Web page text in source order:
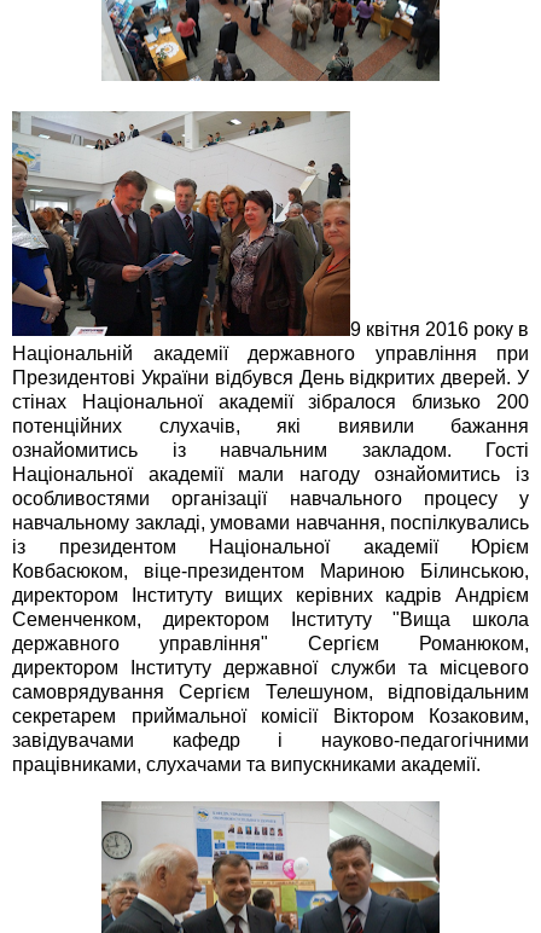
9 квітня 2016 року в
Національній академії державного управління при
Президентові України відбувся День відкритих дверей. У
стінах Національної академії зібралося близько 200
потенційних слухачів, які виявили бажання
ознайомитись із навчальним закладом. Гості
Національної академії мали нагоду ознайомитись із
особливостями організації навчального процесу у
навчальному закладі, умовами навчання, поспілкувались
із президентом Національної академії Юрієм
Ковбасюком, віце-президентом Мариною Білинською,
директором Інституту вищих керівних кадрів Андрієм
Семенченком, директором Інституту "Вища школа
державного управління" Сергієм Романюком,
директором Інституту державної служби та місцевого
самоврядування Сергієм Телешуном, відповідальним
секретарем приймальної комісії Віктором Козаковим,
завідувачами кафедр і науково-педагогічними
працівниками, слухачами та випускниками академії.